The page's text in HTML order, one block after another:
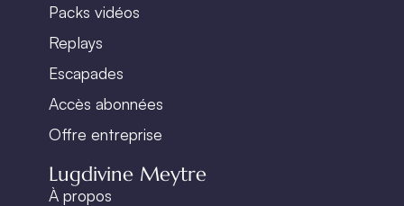
Packs vidéos
Replays
Escapades
Accès abonnées
Offre entreprise
Lugdivine Meytre
À propos